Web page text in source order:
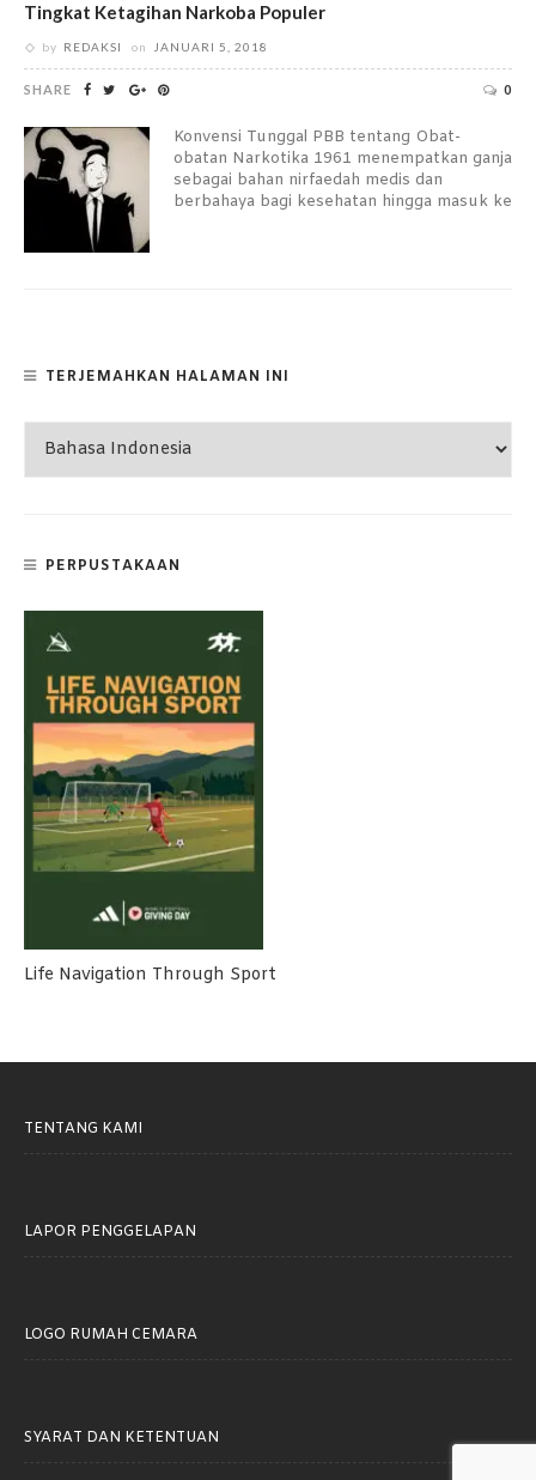
Tingkat Ketagihan Narkoba Populer
by REDAKSI on JANUARI 5, 2018
SHARE 0
Konvensi Tunggal PBB tentang Obat-
obatan Narkotika 1961 menempatkan ganja
sebagai bahan nirfaedah medis dan
berbahaya bagi kesehatan hingga masuk ke
TERJEMAHKAN HALAMAN INI
PERPUSTAKAAN
Life Navigation Through Sport
TENTANG KAMI
LAPOR PENGGELAPAN
LOGO RUMAH CEMARA
SYARAT DAN KETENTUAN